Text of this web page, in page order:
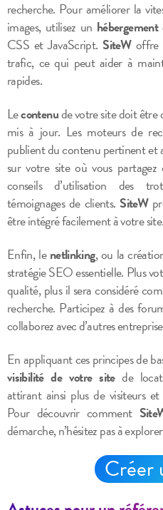
recherche. Pour améliorer la
images, utilisez un
CSS et JavaScript. SiteWoffre
trafic, ce qui peut aider à
rapides.
Lecontenude votre site doit être
mis à jour. Les moteurs de
publient du contenu pertinent et
sur votre site où vous partagez
conseils d’utilisation des
témoignages de clients. SiteW
être intégré facilement à votre site.
Enfin, lenetlinking, ou la
stratégie SEO essentielle. Plus
qualité, plus il sera considéré
recherche. Participez à des
collaborez avec d’autres
En appliquant ces principes de
visibilité de votre sitede
attirant ainsi plus de visiteurs
Pour découvrir comment
démarche, n’hésitez pas à
Créer